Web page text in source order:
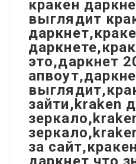
кракен
выглядит
это,даркнет
зайти,kraken
за